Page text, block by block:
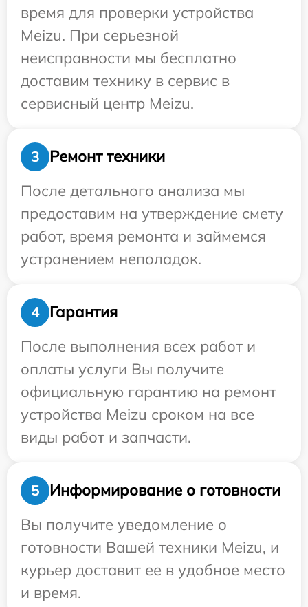
время для проверки устройства
Meizu. При серьезной
неисправности мы бесплатно
доставим технику в сервис в
сервисный центр Meizu.
3
Ремонт техники
После детального анализа мы
предоставим на утверждение смету
работ, время ремонта и займемся
устранением неполадок.
4
Гарантия
После выполнения всех работ и
оплаты услуги Вы получите
официальную гарантию на ремонт
устройства Meizu сроком на все
виды работ и запчасти.
5
Информирование о готовности
Вы получите уведомление о
готовности Вашей техники Meizu, и
курьер доставит ее в удобное место
и время.